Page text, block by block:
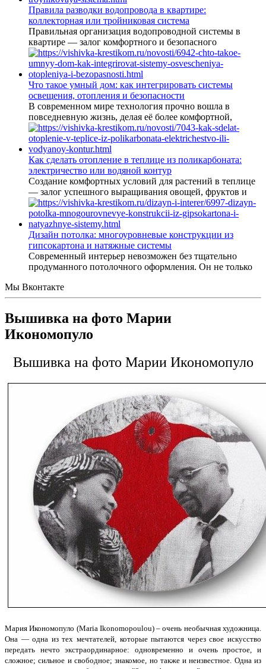
Правила разводки водопровода в квартире:
коллекторная или тройниковая система
Правильная организация водопроводной системы в
квартире — залог комфортного и безопасного
Что такое умный дом: как интегрировать системы
освещения, отопления и безопасности
В современном мире технология прочно вошла в
повседневную жизнь, делая её более комфортной,
Как сделать отопление в теплице из поликарбоната:
электричество или водяной контур
Создание комфортных условий для растений в теплице
— залог успешного выращивания овощей, фруктов и
Дизайн потолка: многоуровневые конструкции из
гипсокартона и натяжные системы
Современный интерьер невозможен без тщательно
продуманного потолочного оформления. Он не только
Мы Вконтакте
Вышивка на фото Марии
Икономопуло
Вышивка на фото Марии Икономопуло
Мария Икономопуло (Maria Ikonomopoulou) – очень необычная художница.
Она — одна из тех мечтателей, которые пытаются через свое искусство
передать нечто экстраординарное: одновременно и очень простое, и
сложное; сильное и свободное; знакомое, но также и неизвестное. Одна из